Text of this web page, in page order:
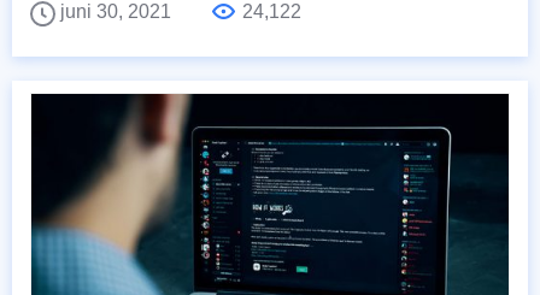
juni 30, 2021
24,122